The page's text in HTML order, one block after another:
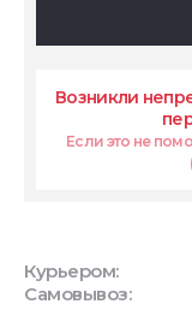
Возникли
Если это не
Курьером:
Самовывоз: